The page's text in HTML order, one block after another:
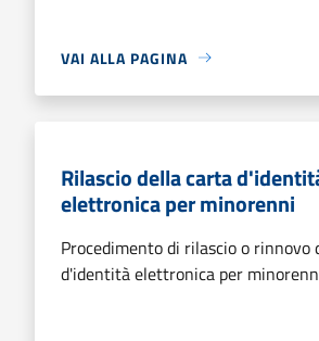
VAI ALLA PAGINA
Rilascio della carta
elettronica per minorenni
Procedimento di rilascio o rinnovo
d'identità elettronica per